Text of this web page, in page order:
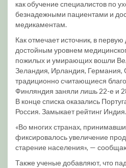
как обучение специалистов по
безнадежными пациентами и
медикаментам.
Как отмечает источник, в первую
достойным уровнем
пожилых и умирающих вошли
Зеландия, Ирландия,
традиционно считающиеся
Финляндия заняли лишь 22-е и
В конце списка оказались
Россия. Замыкает рейтинг
«Во многих странах,
фиксировалось увеличение
старение населения», —
Также ученые добавляют, что